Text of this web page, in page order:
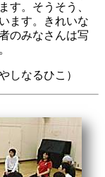
す。そうそう、
ます。きれいな
のみなさんは写
なるひこ）